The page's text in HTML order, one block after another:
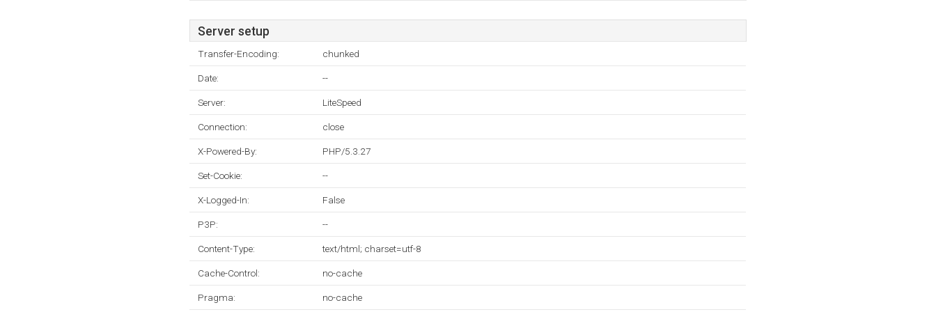
Server setup
Transfer-Encoding: chunked
Date: --
Server: LiteSpeed
Connection: close
X-Powered-By: PHP/5.3.27
Set-Cookie: --
X-Logged-In: False
P3P: --
Content-Type: text/html; charset=utf-8
Cache-Control: no-cache
Pragma: no-cache